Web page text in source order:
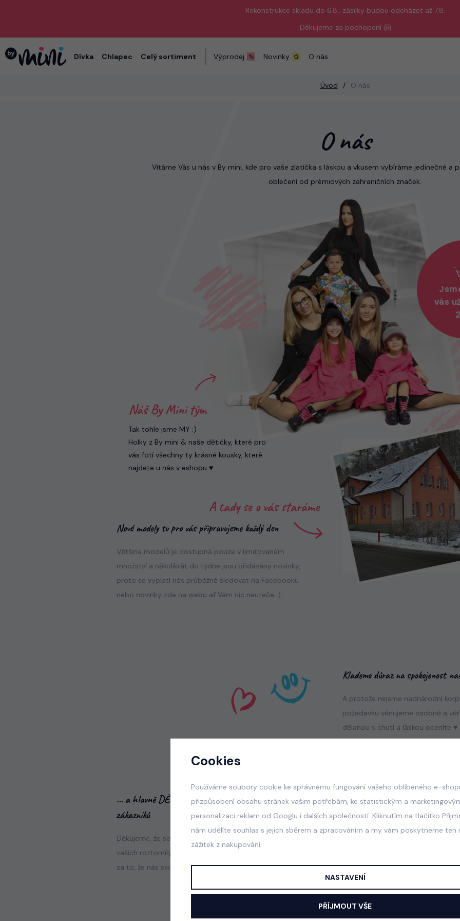
Rekonstrukce skladu do 6.8., zásilky budou odcházet až 7.8.
Děkujeme za pochopení 🤗
Dívka Chlapec Celý sortiment Výprodej Novinky O nás
Úvod O nás
O nás
Vítáme Vás u nás v By mini, kde pro vaše zlatíčka s láskou a vkusem vybíráme jedinečné
oblečení od prémiových zahraničních značek.
vás
Náš By Mini tým
Tak tohle jsme MY :)
Holky z By mini & naše dětičky, které pro
vás fotí všechny ty krásné kousky, které
najdete u nás v eshopu ♥
Nové modely tu pro vás připravujeme každý den
Většina modelů je dostupná pouze v limitovaném
množství a několikrát do týdne jsou přidávány novinky,
proto se vyplatí nás průběžně sledovat na Facebooku
nebo novinky zde na webu ať Vám nic neuteče :)
A tady se o vás staráme
Klademe důraz na spokojenost
A protože nejsme nadnárodní
požadavku věnujeme osobně a
dělanou s chutí a láskou oceníte ♥
... a hlavně DĚKUJEME celé naší početné základně stálých
zákazníků
Děkujeme, že se k nám rádi vracíte a posíláte inspirativní fotky
vašich roztomilých dítek v našich oblečkách ... za vaše milá slova a
za to, že nás svojí přízní posouváte dál a dál, moc si toho vážíme :-*
Cookies
Používáme soubory cookie ke správnému fungování vašeho oblíbeného e-
přizpůsobení obsahu stránek vašim potřebám, ke statistickým a
personalizaci reklam od Googlu i dalších společností. Kliknutím na tlačítko
nám udělíte souhlas s jejich sběrem a zpracováním a my vám poskytneme ten
zážitek z nakupování.
NASTAVENÍ
PŘÍJMOUT VŠE